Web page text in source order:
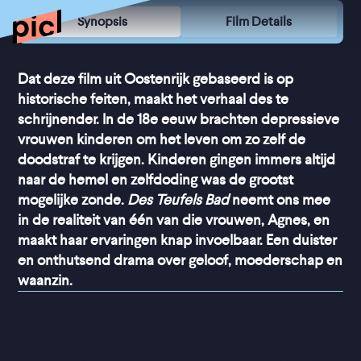
Synopsis Film Details
Dat deze film uit Oostenrijk gebaseerd is op
historische feiten, maakt het verhaal des te
schrijnender. In de 18e eeuw brachten depressieve
vrouwen kinderen om het leven om zo zelf de
doodstraf te krijgen. Kinderen gingen immers altijd
naar de hemel en zelfdoding was de grootst
mogelijke zonde. Des Teufels Badneemt ons mee
in de realiteit van één van die vrouwen, Agnes, en
maakt haar ervaringen knap invoelbaar. Een duister
en onthutsend drama over geloof, moederschap en
waanzin.